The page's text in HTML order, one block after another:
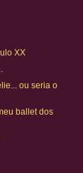
XX
ou seria o
ballet dos